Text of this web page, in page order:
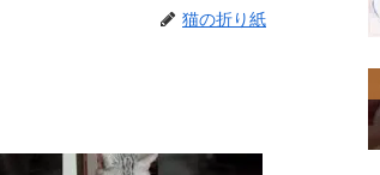
猫の折り紙